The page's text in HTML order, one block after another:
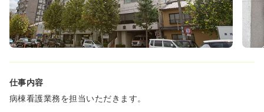
適です。
◆法人内でも急性期から慢性期、周手術期、外来看護（診
療所含む）、透析、訪問看護、老健など様々な分野があり
ますので、グループ内の人事異動で幅広い看護スキルを身
に付けることができます。
◆地域の方々の募金活動でスタートした京都南病院を中心
に、古くからグループ各施設の連携で「地域包括ケアシス
テム」を構築してきた社会医療法人です。
仕事内容
病棟看護業務を担当いただきます。